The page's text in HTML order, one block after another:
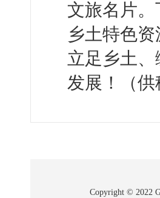
文旅名片
乡土特色
立足乡土
发展！（
Copyright © 2022